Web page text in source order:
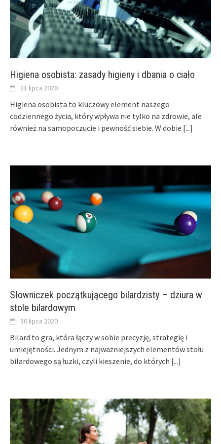
Higiena osobista: zasady higieny i dbania o ciało
31 lipca 2020
Higiena osobista to kluczowy element naszego
codziennego życia, który wpływa nie tylko na zdrowie, ale
również na samopoczucie i pewność siebie. W dobie [...]
Słowniczek początkującego bilardzisty – dziura w
stole bilardowym
30 lipca 2020
Bilard to gra, która łączy w sobie precyzję, strategię i
umiejętności. Jednym z najważniejszych elementów stołu
bilardowego są łuzki, czyli kieszenie, do których [...]